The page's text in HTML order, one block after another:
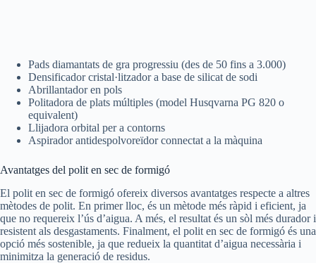
Pads diamantats de gra progressiu (des de 50 fins a 3.000)
Densificador cristal·litzador a base de silicat de sodi
Abrillantador en pols
Politadora de plats múltiples (model Husqvarna PG 820 o
equivalent)
Llijadora orbital per a contorns
Aspirador antidespolvoreïdor connectat a la màquina
Avantatges del polit en sec de formigó
El polit en sec de formigó ofereix diversos avantatges respecte a altres
mètodes de polit. En primer lloc, és un mètode més ràpid i eficient, ja
que no requereix l’ús d’aigua. A més, el resultat és un sòl més durador i
resistent als desgastaments. Finalment, el polit en sec de formigó és una
opció més sostenible, ja que redueix la quantitat d’aigua necessària i
minimitza la generació de residus.